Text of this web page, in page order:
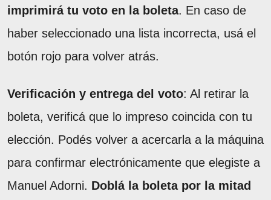
imprimirá tu voto en la boleta. En caso de
haber seleccionado una lista incorrecta, usá el
botón rojo para volver atrás.
Verificación y entrega del voto: Al retirar la
boleta, verificá que lo impreso coincida con tu
elección. Podés volver a acercarla a la máquina
para confirmar electrónicamente que elegiste a
Manuel Adorni. Doblá la boleta por la mitad